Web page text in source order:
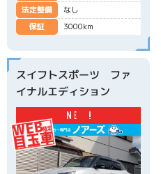
法定整備
なし
保証
3000km
スイフトスポーツ ファ
イナルエディション
N E !